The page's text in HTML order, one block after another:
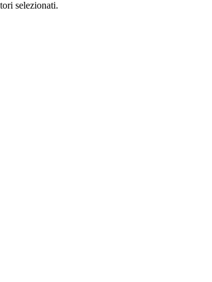
selezionati.